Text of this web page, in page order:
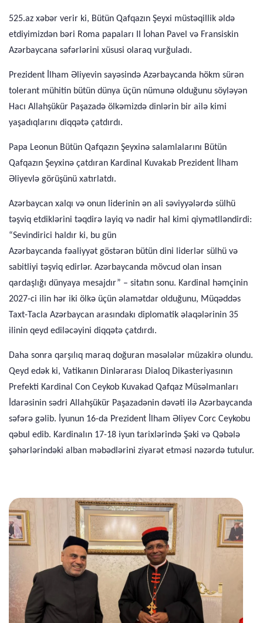
525.az xəbər verir ki, Bütün Qafqazın Şeyxi müstəqillik əldə
etdiyimizdən bəri Roma papaları II İohan Pavel və Fransiskin
Azərbaycana səfərlərini xüsusi olaraq vurğuladı.
Prezident İlham Əliyevin sayəsində Azərbaycanda hökm sürən
tolerant mühitin bütün dünya üçün nümunə olduğunu söyləyən
Hacı Allahşükür Paşazadə ölkəmizdə dinlərin bir ailə kimi
yaşadıqlarını diqqətə çatdırdı.
Papa Leonun Bütün Qafqazın Şeyxinə salamlalarını Bütün
Qafqazın Şeyxinə çatdıran Kardinal Kuvakab Prezident İlham
Əliyevlə görüşünü xatırlatdı.
Azərbaycan xalqı və onun liderinin ən ali səviyyələrdə sülhü
təşviq etdiklərini təqdirə layiq və nadir hal kimi qiymətlləndirdi:
“Sevindirici haldır ki, bu gün
Azərbaycanda fəaliyyət göstərən bütün dini liderlər sülhü və
sabitliyi təşviq edirlər. Azərbaycanda mövcud olan insan
qardaşlığı dünyaya mesajdır” – sitatın sonu. Kardinal həmçinin
2027-ci ilin hər iki ölkə üçün əlamətdar olduğunu, Müqəddəs
Taxt-Tacla Azərbaycan arasındakı diplomatik əlaqələrinin 35
ilinin qeyd ediləcəyini diqqətə çatdırdı.
Daha sonra qarşılıq maraq doğuran məsələlər müzakirə olundu.
Qeyd edək ki, Vatikanın Dinlərarası Dialoq Dikasteriyasının
Prefekti Kardinal Con Ceykob Kuvakad Qafqaz Müsəlmanları
İdarəsinin sədri Allahşükür Paşazadənin dəvəti ilə Azərbaycanda
səfərə gəlib. İyunun 16-da Prezident İlham Əliyev Corc Ceykobu
qəbul edib. Kardinalın 17-18 iyun tarixlərində Şəki və Qəbələ
şəhərlərindəki alban məbədlərini ziyarət etməsi nəzərdə tutulur.